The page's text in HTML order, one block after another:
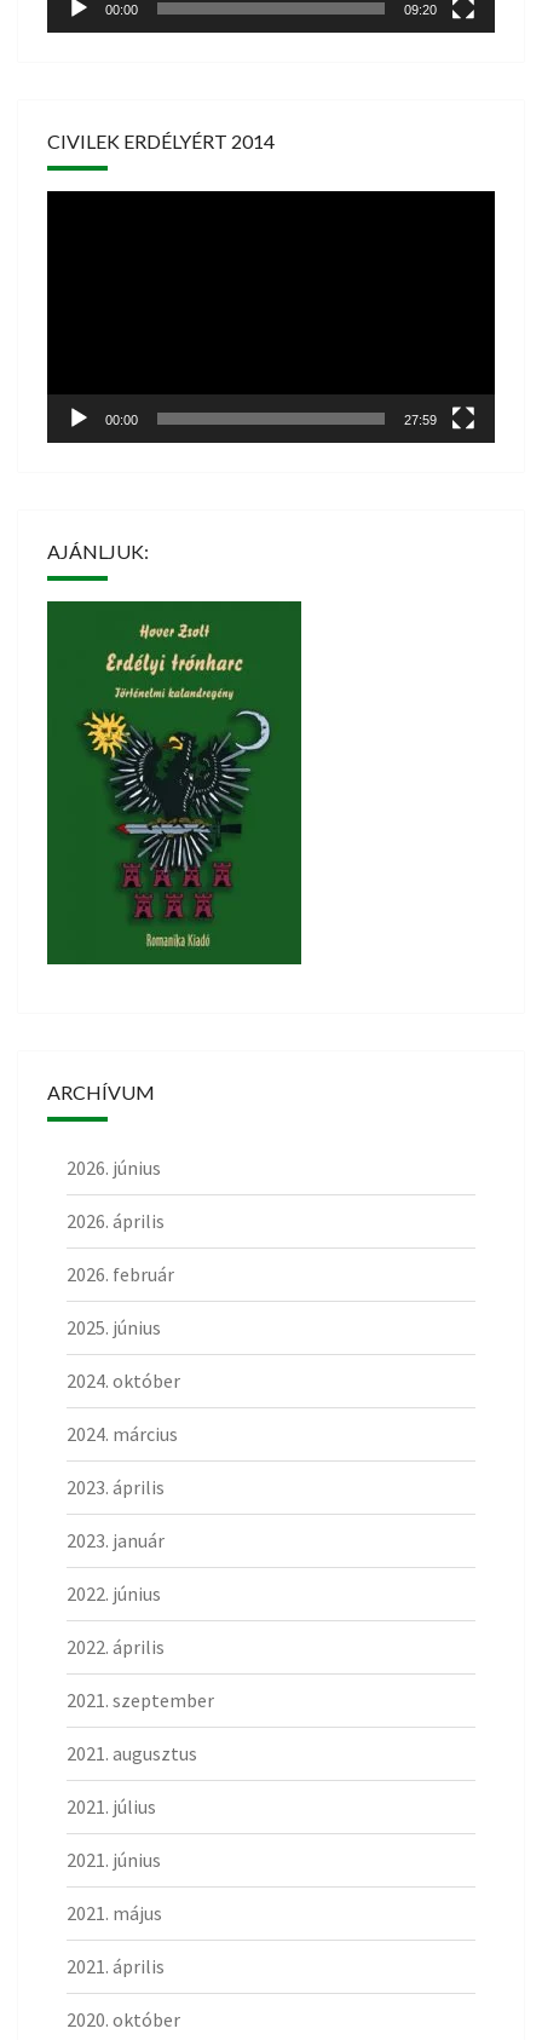
00:00 09:20
CIVILEK ERDÉLYÉRT 2014
00:00 27:59
AJÁNLJUK:
ARCHÍVUM
2026. június
2026. április
2026. február
2025. június
2024. október
2024. március
2023. április
2023. január
2022. június
2022. április
2021. szeptember
2021. augusztus
2021. július
2021. június
2021. május
2021. április
2020. október